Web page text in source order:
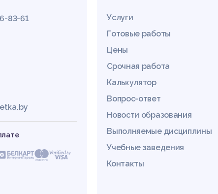
83-61
Услуги
Готовые работы
Цены
Срочная работа
Калькулятор
Вопрос-ответ
Новости образования
Выполняемые дисциплины
Учебные заведения
Контакты